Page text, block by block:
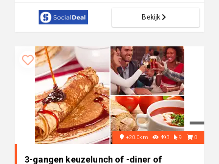
Bekijk
+20.0km 493 9 0
3-gangen keuzelunch of -diner of